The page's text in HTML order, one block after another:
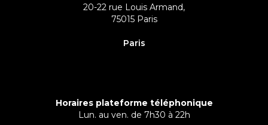
20-22 rue Louis Armand,
75015 Paris
Paris
Horaires plateforme téléphonique
Lun. au ven. de 7h30 à 22h